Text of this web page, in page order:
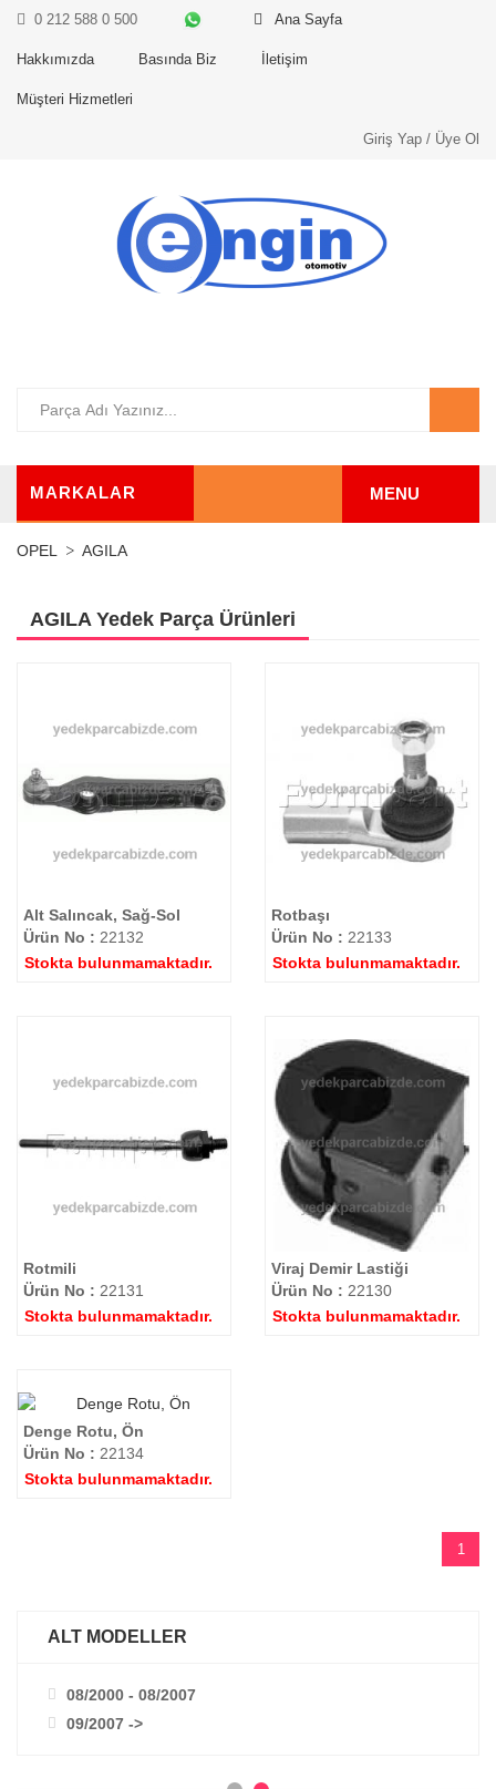
0 212 588 0 500 Ana Sayfa
Hakkımızda Basında Biz İletişim
Müşteri Hizmetleri
Giriş Yap / Üye Ol
MARKALAR MENU
OPEL AGILA
AGILA Yedek Parça Ürünleri
Alt Salıncak, Sağ-Sol
Ürün No : 22132
Stokta bulunmamaktadır.
Rotbaşı
Ürün No : 22133
Stokta bulunmamaktadır.
Rotmili
Ürün No : 22131
Stokta bulunmamaktadır.
Viraj Demir Lastiği
Ürün No : 22130
Stokta bulunmamaktadır.
Denge Rotu, Ön
Ürün No : 22134
Stokta bulunmamaktadır.
1
ALT MODELLER
08/2000 - 08/2007
09/2007 ->